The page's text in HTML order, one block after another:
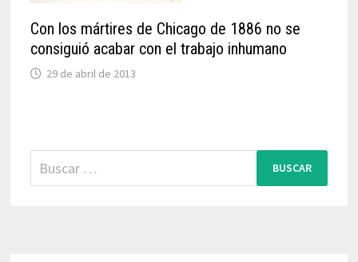
Con los mártires de Chicago de 1886 no se
consiguió acabar con el trabajo inhumano
29 de abril de 2013
Buscar: